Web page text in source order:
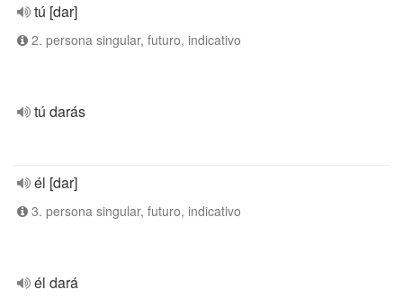
tú [dar]
2. persona singular, futuro, indicativo
tú darás
él [dar]
3. persona singular, futuro, indicativo
él dará